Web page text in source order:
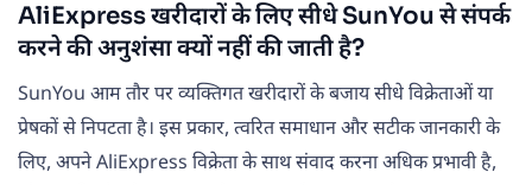
AliExpress खरीदारों के लिए सीधे SunYou से संपर्क
करने की अनुशंसा क्यों नहीं की जाती है?
SunYou आम तौर पर व्यक्तिगत खरीदारों के बजाय सीधे विक्रेताओं या
प्रेषकों से निपटता है। इस प्रकार, त्वरित समाधान और सटीक जानकारी के
लिए, अपने AliExpress विक्रेता के साथ संवाद करना अधिक प्रभावी है,